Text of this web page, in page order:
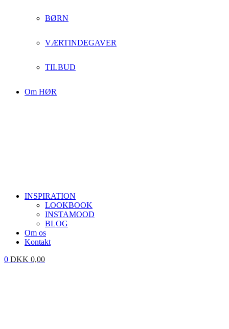
BØRN
VÆRTINDEGAVER
TILBUD
Om HØR
INSPIRATION
LOOKBOOK
INSTAMOOD
BLOG
Om os
Kontakt
0 DKK 0,00